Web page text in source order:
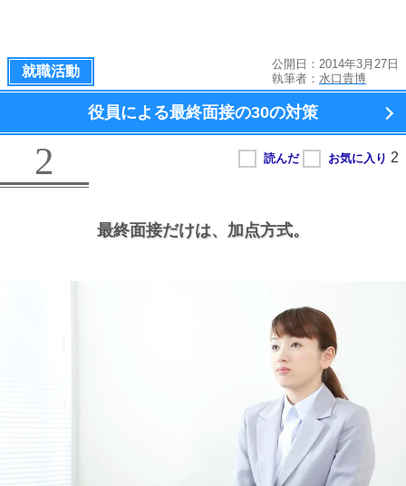
就職活動
公開日：2014年3月27日
執筆者： 水口貴博
役員による最終面接の30の対策
2
最終面接だけは、 加点方式。